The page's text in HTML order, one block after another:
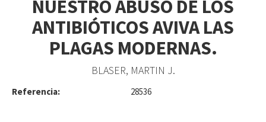
NUESTRO ABUSO DE LOS
ANTIBIÓTICOS AVIVA LAS
PLAGAS MODERNAS.
BLASER, MARTIN J.
Referencia: 28536